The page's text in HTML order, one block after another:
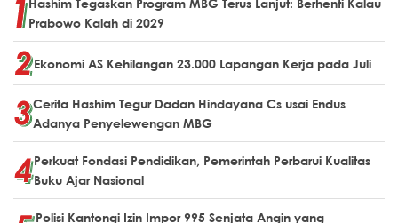
Hashim Tegaskan Program MBG Terus Lanjut: Berhenti Kalau
Prabowo Kalah di 2029
Ekonomi AS Kehilangan 23.000 Lapangan Kerja pada Juli
Cerita Hashim Tegur Dadan Hindayana Cs usai Endus
Adanya Penyelewengan MBG
Perkuat Fondasi Pendidikan, Pemerintah Perbarui Kualitas
Buku Ajar Nasional
Polisi Kantongi Izin Impor 995 Senjata Angin yang